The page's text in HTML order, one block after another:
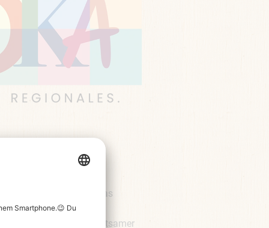
Königsstuhl bietet das
ein besonderes
Zentrum ist ein unterhaltsamer